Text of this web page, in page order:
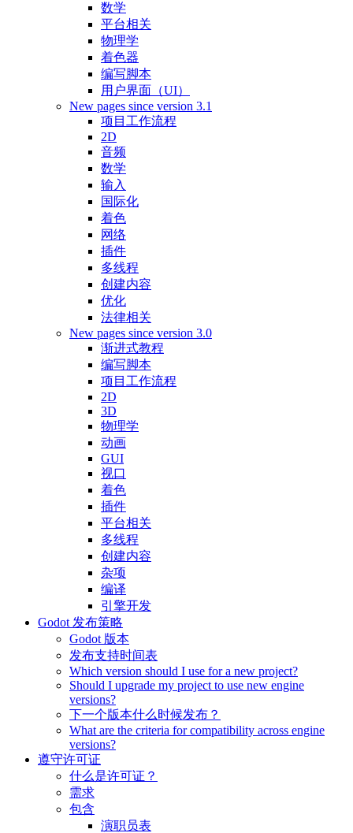
数学
平台相关
物理学
着色器
编写脚本
用户界面（UI）
New pages since version 3.1
项目工作流程
2D
音频
数学
输入
国际化
着色
网络
插件
多线程
创建内容
优化
法律相关
New pages since version 3.0
渐进式教程
编写脚本
项目工作流程
2D
3D
物理学
动画
GUI
视口
着色
插件
平台相关
多线程
创建内容
杂项
编译
引擎开发
Godot 发布策略
Godot 版本
发布支持时间表
Which version should I use for a new project?
Should I upgrade my project to use new engine
versions?
下一个版本什么时候发布？
What are the criteria for compatibility across engine
versions?
遵守许可证
什么是许可证？
需求
包含
演职员表